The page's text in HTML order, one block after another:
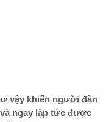
vậy khiến người đàn
ngay lập tức được